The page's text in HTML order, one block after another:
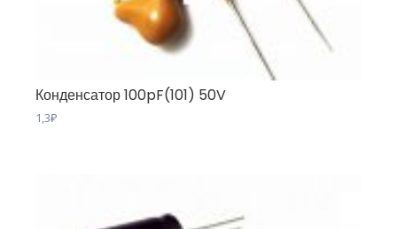
Конденсатор 100pF(101) 50V
1,3₽